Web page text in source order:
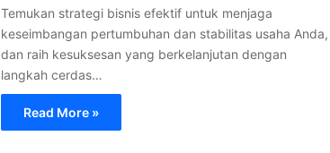
Temukan strategi bisnis efektif untuk menjaga
keseimbangan pertumbuhan dan stabilitas usaha Anda,
dan raih kesuksesan yang berkelanjutan dengan
langkah cerdas…
Read More »